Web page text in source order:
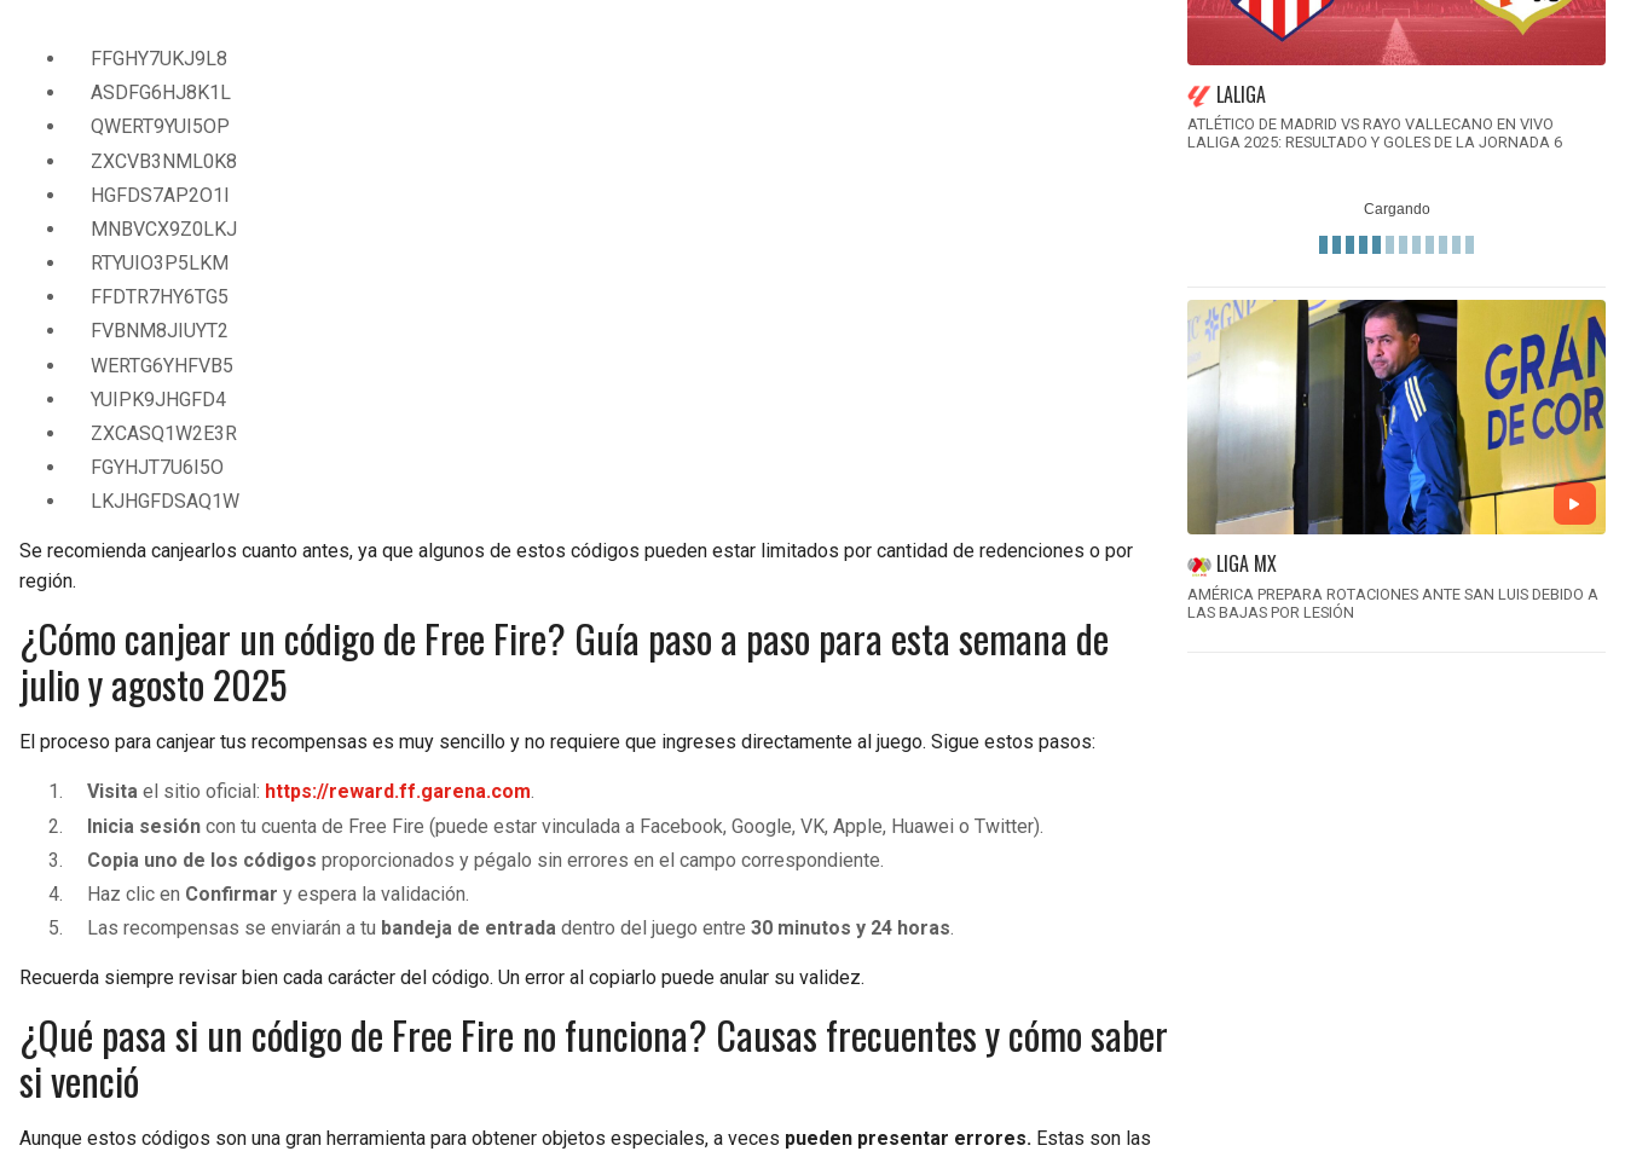
FFGHY7UKJ9L8
ASDFG6HJ8K1L
QWERT9YUI5OP
ZXCVB3NML0K8
HGFDS7AP2O1I
MNBVCX9Z0LKJ
RTYUIO3P5LKM
FFDTR7HY6TG5
FVBNM8JIUYT2
WERTG6YHFVB5
YUIPK9JHGFD4
ZXCASQ1W2E3R
FGYHJT7U6I5O
LKJHGFDSAQ1W
Se recomienda canjearlos cuanto antes, ya que algunos de estos códigos pueden estar limitados por cantidad de redenciones o por
región.
¿Cómo canjear un código de Free Fire? Guía paso a paso para esta semana de
julio y agosto 2025
El proceso para canjear tus recompensas es muy sencillo y no requiere que ingreses directamente al juego. Sigue estos pasos:
Visita el sitio oficial: https://reward.ff.garena.com.
Inicia sesión con tu cuenta de Free Fire (puede estar vinculada a Facebook, Google, VK, Apple, Huawei o Twitter).
Copia uno de los códigos proporcionados y pégalo sin errores en el campo correspondiente.
Haz clic en Confirmar y espera la validación.
Las recompensas se enviarán a tu bandeja de entrada dentro del juego entre 30 minutos y 24 horas.
Recuerda siempre revisar bien cada carácter del código. Un error al copiarlo puede anular su validez.
¿Qué pasa si un código de Free Fire no funciona? Causas frecuentes y cómo saber
si venció
Aunque estos códigos son una gran herramienta para obtener objetos especiales, a veces pueden presentar errores. Estas son las
LALIGA
ATLÉTICO DE MADRID VS RAYO VALLECANO EN VIVO
LALIGA 2025: RESULTADO Y GOLES DE LA JORNADA 6
LIGA MX
AMÉRICA PREPARA ROTACIONES ANTE SAN LUIS DEBIDO A
LAS BAJAS POR LESIÓN